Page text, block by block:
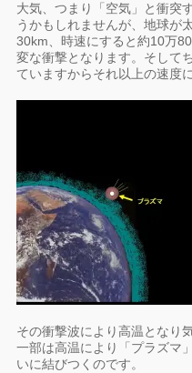
大気、つまり「空気」と衝突
うかもしれませんが、地球が
30km、時速にすると約10万
変な衝撃となります。そして
ていますからそれ以上の速度
その衝撃波により高温となり
一部は高温により「プラズマ
いに結びつくのです。